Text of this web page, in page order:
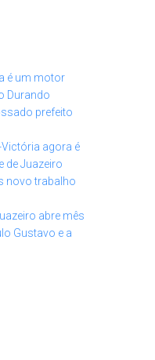
é um motor
Durando
prefeito
agora é
de Juazeiro
novo trabalho
abre mês
Gustavo e a